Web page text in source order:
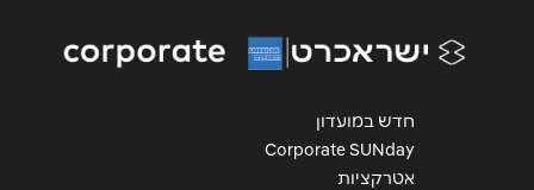
חדש במועדון
Corporate SUNday
אטרקציות